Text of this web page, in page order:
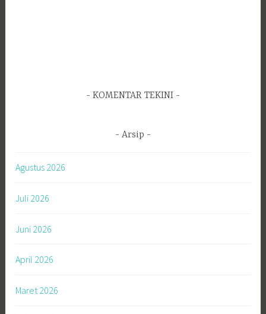
KOMENTAR TEKINI
Arsip
Agustus 2026
Juli 2026
Juni 2026
April 2026
Maret 2026